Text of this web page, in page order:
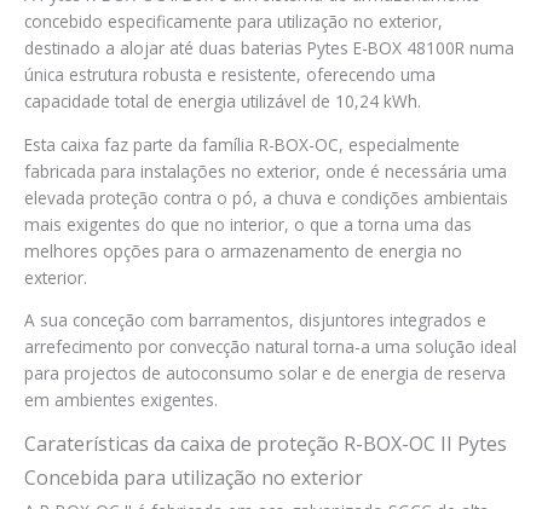
concebido especificamente para utilização no exterior,
destinado a alojar até duas baterias Pytes E-BOX 48100R numa
única estrutura robusta e resistente, oferecendo uma
capacidade total de energia utilizável de 10,24 kWh.
Esta caixa faz parte da família R-BOX-OC, especialmente
fabricada para instalações no exterior, onde é necessária uma
elevada proteção contra o pó, a chuva e condições ambientais
mais exigentes do que no interior, o que a torna uma das
melhores opções para o armazenamento de energia no
exterior.
A sua conceção com barramentos, disjuntores integrados e
arrefecimento por convecção natural torna-a uma solução ideal
para projectos de autoconsumo solar e de energia de reserva
em ambientes exigentes.
Caraterísticas da caixa de proteção R-BOX-OC II Pytes
Concebida para utilização no exterior